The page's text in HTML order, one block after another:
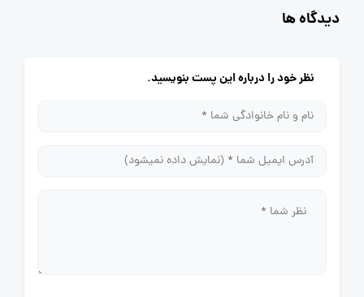
دیدگاه ها
نظر خود را درباره این پست بنویسید.